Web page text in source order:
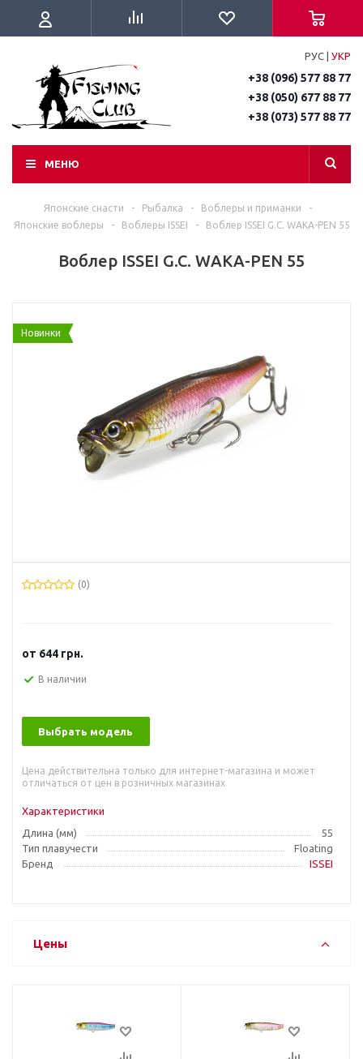
РУС УКР
+38 (096) 577 88 77
+38 (050) 677 88 77
+38 (073) 577 88 77
МЕНЮ
Японские снасти - Рыбалка - Воблеры и приманки
-
Японские воблеры
- Воблеры ISSEI - Воблер ISSEI G.C. WAKA-PEN 55
Воблер ISSEI G.C. WAKA-PEN 55
Новинки
(0)
от 644 грн.
В наличии
Выбрать модель
Цена действительна только для интернет-магазина и может
отличаться от цен в розничных магазинах
Характеристики
Длина (мм)
55
Тип плавучести
Floating
Бренд
ISSEI
Цены